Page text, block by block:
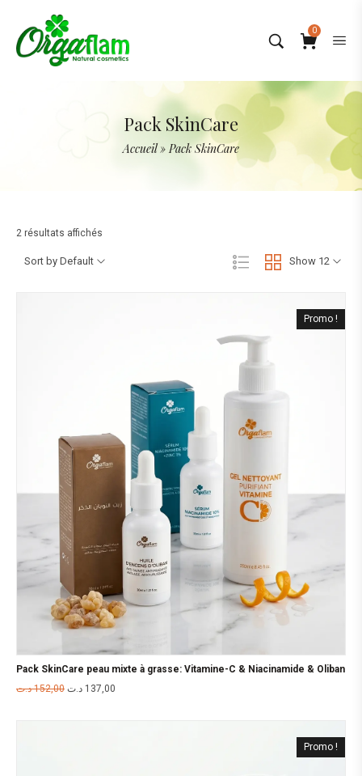
0
Pack SkinCare
Accueil»Pack SkinCare
2 résultats affichés
Show 12
Sort by Default
Promo !
Pack SkinCare peau mixte à grasse: Vitamine-C & Niacinamide & Oliban
152,00 د.ت 137,00 د.ت
Promo !